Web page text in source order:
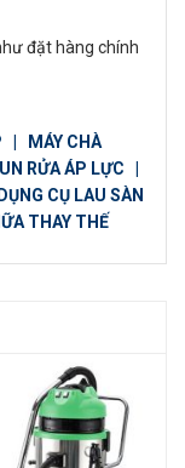
đặt hàng chính
MÁY CHÀ
RỬA ÁP LỰC
DỤNG CỤ LAU SÀN
THAY THẾ